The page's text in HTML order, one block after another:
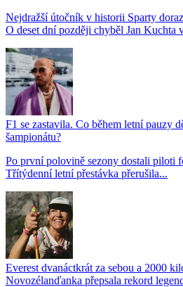
Nejdražší útočník v historii Sparty
O deset dní později chyběl Jan Kuchta
F1 se zastavila. Co během letní pauzy
šampionátu?
Po první polovině sezony dostali piloti
Třítýdenní letní přestávka přerušila...
Everest dvanáctkrát za sebou a 2000
Novozélanďanka přepsala rekord